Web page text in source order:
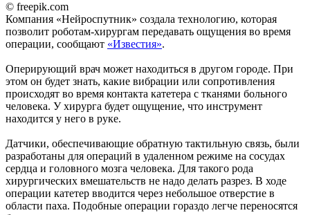
© freepik.com
Компания «Нейроспутник» создала технологию, которая
позволит роботам-хирургам передавать ощущения во время
операции, сообщают «Известия».
Оперирующий врач может находиться в другом городе. При
этом он будет знать, какие вибрации или сопротивления
происходят во время контакта катетера с тканями больного
человека. У хирурга будет ощущение, что инструмент
находится у него в руке.
Датчики, обеспечивающие обратную тактильную связь, были
разработаны для операций в удаленном режиме на сосудах
сердца и головного мозга человека. Для такого рода
хирургических вмешательств не надо делать разрез. В ходе
операции катетер вводится через небольшое отверстие в
области паха. Подобные операции гораздо легче переносятся